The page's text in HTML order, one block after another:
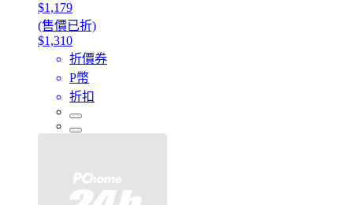
$1,179
(售價已折)
$1,310
折價券
P幣
折扣